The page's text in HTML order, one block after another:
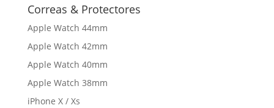
Correas & Protectores
Apple Watch 44mm
Apple Watch 42mm
Apple Watch 40mm
Apple Watch 38mm
iPhone X / Xs